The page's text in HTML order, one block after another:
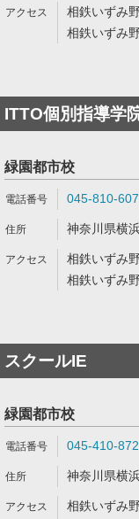
相鉄いずみ
相鉄いずみ
ITTO個別指導学
緑園都市校
045-810-
神奈川県横
相鉄いずみ
相鉄いずみ
スクールIE
緑園都市校
045-410-
神奈川県横
相鉄いずみ